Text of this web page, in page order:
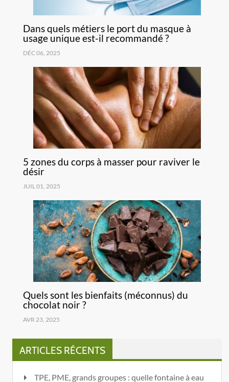
Dans quels métiers le port du masque à
usage unique est-il recommandé ?
DÉC 06, 2025
5 zones du corps à masser pour raviver le
désir
JUIL 01, 2025
Quels sont les bienfaits (méconnus) du
chocolat noir ?
AVR 23, 2025
ARTICLES RÉCENTS
TPE, PME, grands groupes : quelle fontaine à eau